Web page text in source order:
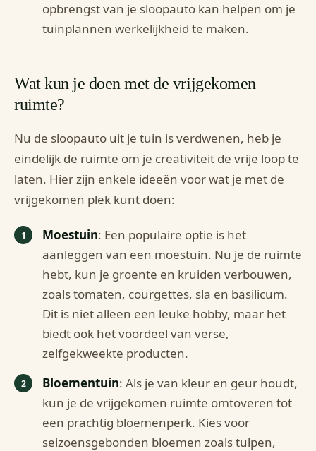
opbrengst van je sloopauto kan helpen om je
tuinplannen werkelijkheid te maken.
Wat kun je doen met de vrijgekomen
ruimte?
Nu de sloopauto uit je tuin is verdwenen, heb je
eindelijk de ruimte om je creativiteit de vrije loop te
laten. Hier zijn enkele ideeën voor wat je met de
vrijgekomen plek kunt doen:
Moestuin: Een populaire optie is het
aanleggen van een moestuin. Nu je de ruimte
hebt, kun je groente en kruiden verbouwen,
zoals tomaten, courgettes, sla en basilicum.
Dit is niet alleen een leuke hobby, maar het
biedt ook het voordeel van verse,
zelfgekweekte producten.
Bloementuin: Als je van kleur en geur houdt,
kun je de vrijgekomen ruimte omtoveren tot
een prachtig bloemenperk. Kies voor
seizoensgebonden bloemen zoals tulpen,